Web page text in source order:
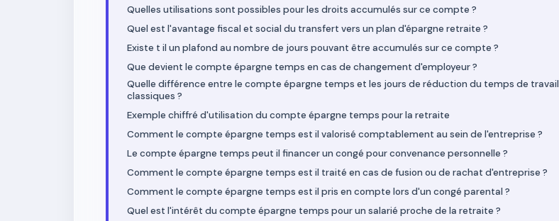
Quelles utilisations sont possibles pour les droits accumulés sur ce compte ?
Quel est l'avantage fiscal et social du transfert vers un plan d'épargne retraite ?
Existe t il un plafond au nombre de jours pouvant être accumulés sur ce compte ?
Que devient le compte épargne temps en cas de changement d'employeur ?
Quelle différence entre le compte épargne temps et les jours de réduction du temps de travail
classiques ?
Exemple chiffré d'utilisation du compte épargne temps pour la retraite
Comment le compte épargne temps est il valorisé comptablement au sein de l'entreprise ?
Le compte épargne temps peut il financer un congé pour convenance personnelle ?
Comment le compte épargne temps est il traité en cas de fusion ou de rachat d'entreprise ?
Comment le compte épargne temps est il pris en compte lors d'un congé parental ?
Quel est l'intérêt du compte épargne temps pour un salarié proche de la retraite ?